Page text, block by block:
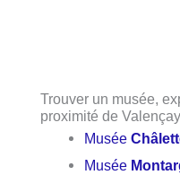
Trouver un musée,
proximité de Valençay
Musée
Musée